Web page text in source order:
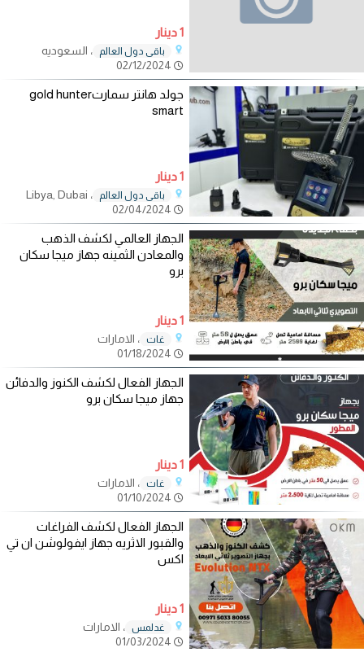
1 دينار
باقي دول العالم
، السعوديه
جولد هانتر سمارتgold hunter
smart
1 دينار
باقي دول العالم
، Libya, Dubai
الجهاز العالمي لكشف الذهب
والمعادن الثمينه جهاز ميجا سكان
برو
1 دينار
غات ، الامارات
الجهاز الفعال لكشف الكنوز والدفائن
جهاز ميجا سكان برو
1 دينار
غات ، الامارات
الجهاز الفعال لكشف الفراغات
والقبور الاثريه جهاز ايفولوشن ان تي
اكس
1 دينار
غدلمس ، الامارات